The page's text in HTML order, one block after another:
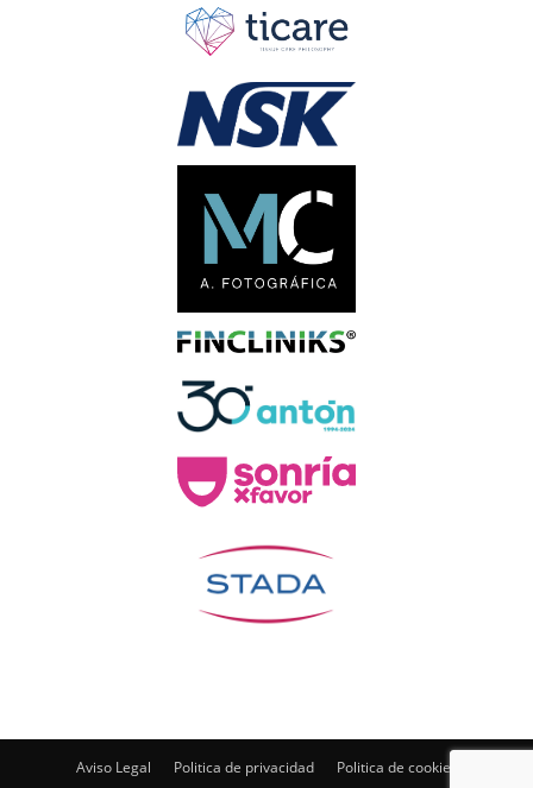
Aviso Legal Politica de privacidad Politica de cookies